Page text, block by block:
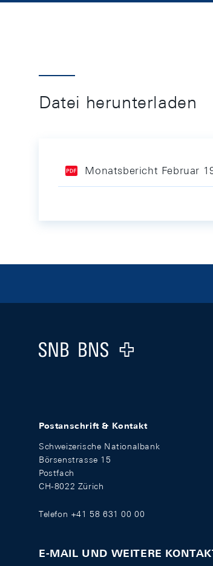
Datei herunterladen
Monatsbericht Februar
Logo
Postanschrift & Kontakt
Schweizerische Nationalbank
Börsenstrasse 15
Postfach
CH-8022 Zürich
Telefon +41 58 631 00 00
E-MAIL UND WEITERE